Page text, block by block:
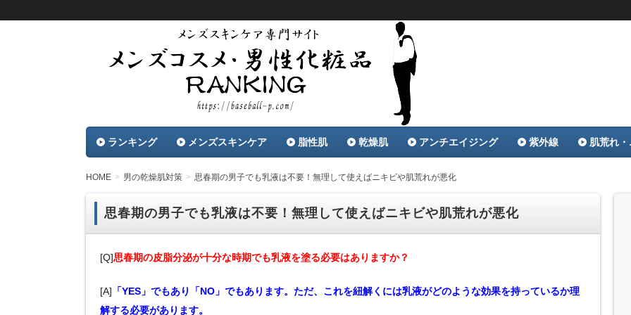
メンズコスメ・男性化粧品ランキング
メンズコスメ・男性化粧品に関するランキング＆レビュー特化サイト。専門知識を活かした独自の評価を掲
載。最新おすすめメンズコスメから、肌荒れ・ニキビ・乾燥肌・オイリー、肌トラブル別に効果のある化粧
品を紹介します。
ランキング メンズスキンケア 脂性肌 乾燥肌 アンチエイジング 紫外線 肌荒れ
HOME 男の乾燥肌対策 思春期の男子でも乳液は不要！無理して使えばニキビや肌荒れが悪化
思春期の男子でも乳液は不要！無理して使えばニキビや肌荒れが悪化
[Q]思春期の皮脂分泌が十分な時期でも乳液を塗る必要はありますか？
[A] 「YES」でもあり「NO」でもあります。ただ、これを紐解くには乳液がどのような効果を持っているか理
解する必要があります。